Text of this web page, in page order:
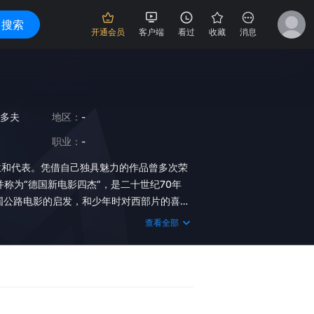
搜索 开通会员 客户端 看过 收藏 消息
夫 地区： -
职业： -
代表。凭借自己独具魅力的作品曾多次荣
为“德国新电影四杰”，是二十世纪70年
路电影的启发，和少年时对西部片的喜
始了他在光影世界里的漫漫流浪。在他的
查看全部